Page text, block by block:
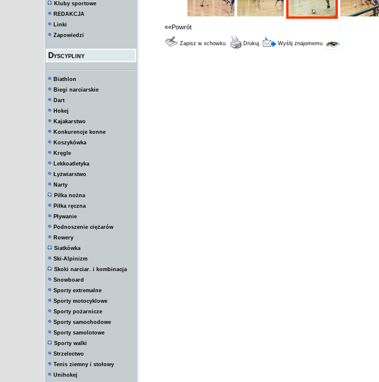
Kluby sportowe
REDAKCJA
Linki
Zapowiedzi
Dyscypliny
Biathlon
Biegi narciarskie
Dart
Hokej
Kajakarstwo
Konkurencje konne
Koszykówka
Kręgle
Lekkoatletyka
Łyżwiarstwo
Narty
Piłka nożna
Piłka ręczna
Pływanie
Podnoszenie ciężarów
Rowery
Siatkówka
Ski-Alpinizm
Skoki narciar. i kombinacja
Snowboard
Sporty extremalne
Sporty motocyklowe
Sporty pożarnicze
Sporty samochodowe
Sporty samolotowe
Sporty walki
Strzelectwo
Tenis ziemny i stołowy
Unihokej
««Powrót
Zapisz w schowku Drukuj Wyślij znajomemu